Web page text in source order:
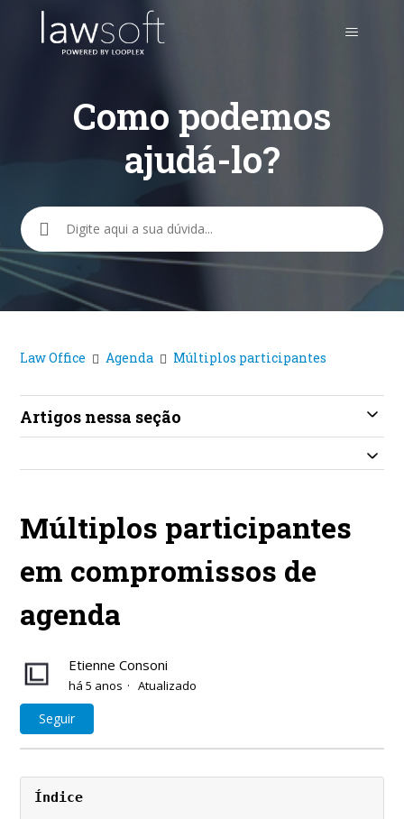
Como podemos
ajudá-lo?
Pesquisa
Law Office Agenda Múltiplos participantes
Artigos nessa seção
Múltiplos participantes
em compromissos de
agenda
Etienne Consoni
há 5 anos Atualizado
Seguir
Índice